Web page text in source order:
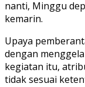
nanti, Minggu
kemarin.
Upaya
dengan
kegiatan itu,
tidak sesuai